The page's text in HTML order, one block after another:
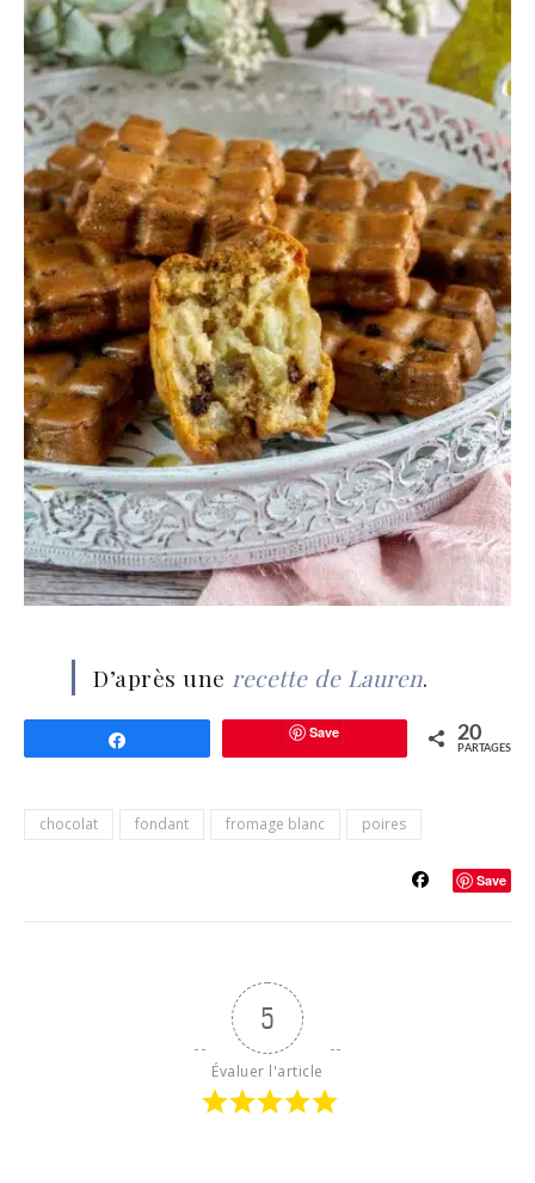
D’après une recette de Lauren.
Save 20
PARTAGES
chocolat fondant fromage blanc poires
Save
5
Évaluer l'article